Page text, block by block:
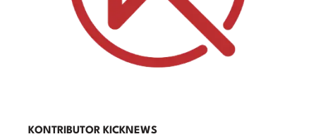
KONTRIBUTOR KICKNEWS